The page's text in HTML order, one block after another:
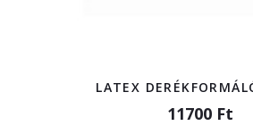
LATEX
11700 Ft